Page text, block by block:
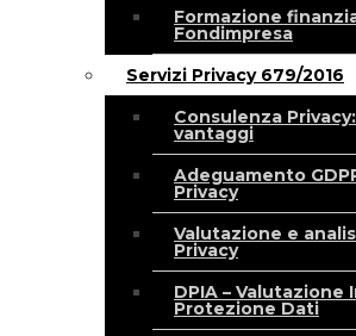
Formazione
Fondimpresa
Servizi Privacy 679/2016
Consulenza
vantaggi
Adeguamento
Privacy
Valutazione e
Privacy
DPIA – Valutazione
Protezione Dati